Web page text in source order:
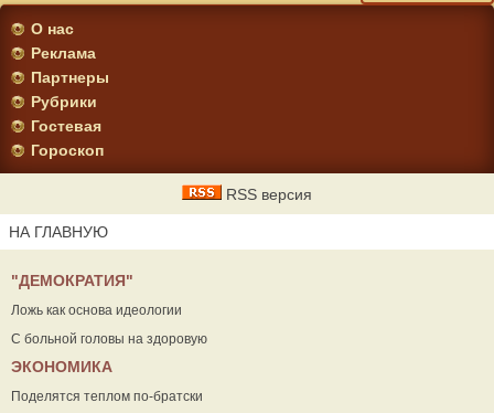
О нас
Реклама
Партнеры
Рубрики
Гостевая
Гороскоп
RSS версия
НА ГЛАВНУЮ
"ДЕМОКРАТИЯ"
Ложь как основа идеологии
С больной головы на здоровую
ЭКОНОМИКА
Поделятся теплом по-братски